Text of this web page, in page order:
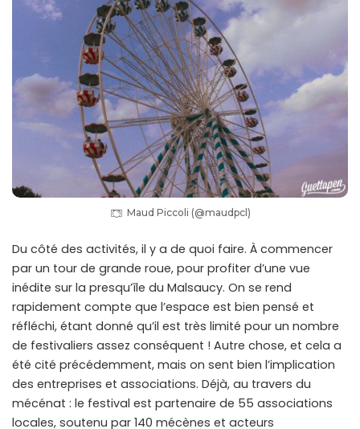
Maud Piccoli (@maudpcl)
Du côté des activités, il y a de quoi faire. À commencer
par un tour de grande roue, pour profiter d’une vue
inédite sur la presqu’île du Malsaucy. On se rend
rapidement compte que l’espace est bien pensé et
réfléchi, étant donné qu’il est très limité pour un nombre
de festivaliers assez conséquent ! Autre chose, et cela a
été cité précédemment, mais on sent bien l’implication
des entreprises et associations. Déjà, au travers du
mécénat : le festival est partenaire de 55 associations
locales, soutenu par 140 mécènes et acteurs